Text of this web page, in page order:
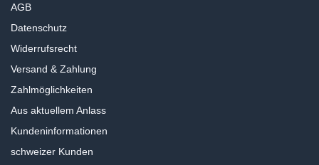
AGB
Datenschutz
Widerrufsrecht
Versand & Zahlung
Zahlmöglichkeiten
Aus aktuellem Anlass
Kundeninformationen
schweizer Kunden